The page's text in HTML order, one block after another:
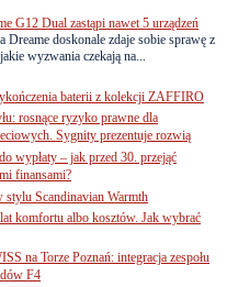
G12 Dual zastąpi nawet 5 urządzeń
Dreame doskonale zdaje sobie sprawę z
wyzwania czekają na...
baterii z kolekcji ZAFFIRO
rosnące ryzyko prawne dla
Sygnity prezentuje rozwią
wypłaty – jak przed 30. przejąć
finansami?
stylu Scandinavian Warmth
komfortu albo kosztów. Jak wybrać
na Torze Poznań: integracja zespołu
F4